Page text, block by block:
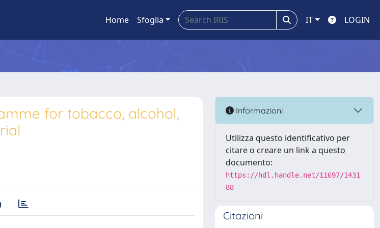
Home Sfoglia IT LOGIN
for tobacco, alcohol,
Informazioni
Utilizza questo identificativo per
citare o creare un link a questo
documento:
https://hdl.handle.net/11697/1431
88
Citazioni